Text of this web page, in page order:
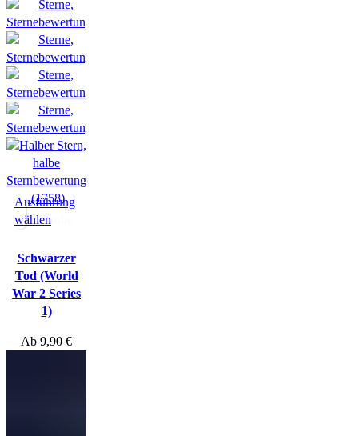
(1758)
Hörprobe
Ausführung
wählen
Schwarzer
Tod (World
War 2 Series
1)
Ab 9,90 €